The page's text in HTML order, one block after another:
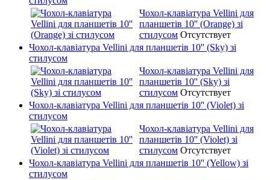
Чохол-клавіатура Vellini для
планшетів 10'' (Orange) зі
стилусом Отсутствует
Чохол-клавіатура Vellini для планшетів 10'' (Sky) зі
стилусом
Чохол-клавіатура Vellini для
планшетів 10'' (Sky) зі
стилусом Отсутствует
Чохол-клавіатура Vellini для планшетів 10'' (Violet) зі
стилусом
Чохол-клавіатура Vellini для
планшетів 10'' (Violet) зі
стилусом Отсутствует
Чохол-клавіатура Vellini для планшетів 10'' (Yellow) зі
стилусом